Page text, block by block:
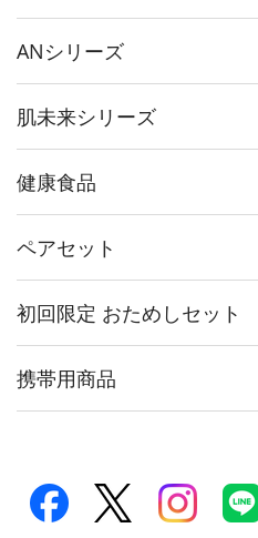
ANシリーズ
肌未来シリーズ
健康食品
ペアセット
初回限定 おためしセット
携帯用商品